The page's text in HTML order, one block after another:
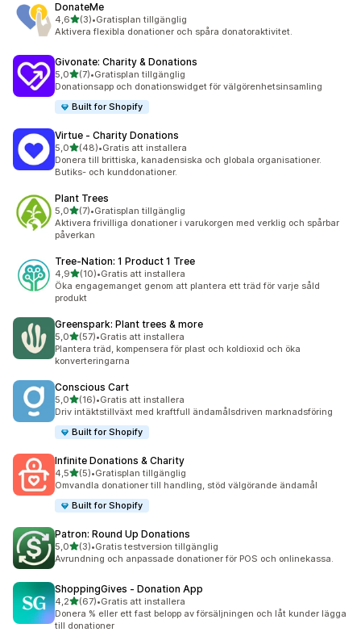
DonateMe
4,6av 5 stjärnor
(3)
3 recensioner totalt
•Gratisplan tillgänglig
Aktivera flexibla donationer och spåra donatoraktivitet.
Givonate: Charity & Donations
5,0av 5 stjärnor
(7)
7 recensioner totalt
•Gratisplan tillgänglig
Donationsapp och donationswidget för välgörenhetsinsamling
Built for Shopify
Virtue ‑ Charity Donations
5,0av 5 stjärnor
(48)
48 recensioner totalt
•Gratis att installera
Donera till brittiska, kanadensiska och globala organisationer.
Butiks- och kunddonationer.
Plant Trees
5,0av 5 stjärnor
(7)
7 recensioner totalt
•Gratisplan tillgänglig
Aktivera frivilliga donationer i varukorgen med verklig och spårbar
påverkan
Tree‑Nation: 1 Product 1 Tree
4,9av 5 stjärnor
(10)
10 recensioner totalt
•Gratis att installera
Öka engagemanget genom att plantera ett träd för varje såld
produkt
Greenspark: Plant trees & more
5,0av 5 stjärnor
(57)
57 recensioner totalt
•Gratis att installera
Plantera träd, kompensera för plast och koldioxid och öka
konverteringarna
Conscious Cart
5,0av 5 stjärnor
(16)
16 recensioner totalt
•Gratis att installera
Driv intäktstillväxt med kraftfull ändamålsdriven marknadsföring
Built for Shopify
Infinite Donations & Charity
4,5av 5 stjärnor
(5)
5 recensioner totalt
•Gratisplan tillgänglig
Omvandla donationer till handling, stöd välgörande ändamål
Built for Shopify
Patron: Round Up Donations
5,0av 5 stjärnor
(3)
3 recensioner totalt
•Gratis testversion tillgänglig
Avrundning och anpassade donationer för POS och onlinekassa.
ShoppingGives ‑ Donation App
4,2av 5 stjärnor
(67)
67 recensioner totalt
•Gratis att installera
Donera % eller ett fast belopp av försäljningen och låt kunder lägga
till donationer